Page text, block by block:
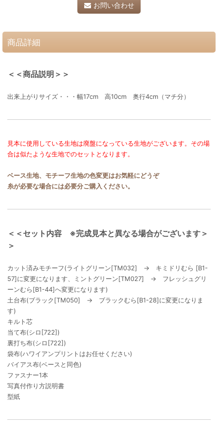
お問い合わせ
商品詳細
＜＜商品説明＞＞
出来上がりサイズ・・・幅17cm 高10cm 奥行4cm（マチ分）
見本に使用している生地は廃盤になっている生地がございます。その場
合は似たような生地でのセットとなります。
ベース生地、モチーフ生地の色変更はお気軽にどうぞ
糸が必要な場合には必要分ご購入ください。
＜＜セット内容 ※完成見本と異なる場合がございます＞
＞
カット済みモチーフ(ライトグリーン[TM032] → キミドリむら [B1-
57]に変更になります、ミントグリーン[TM027] → フレッシュグリ
ーンむら[B1-44]へ変更になります)
土台布(ブラック[TM050] → ブラックむら[B1-28]に変更になりま
す)
キルト芯
当て布(シロ[722])
裏打ち布(シロ[722])
袋布(ハワイアンプリントはお任せください)
バイアス布(ベースと同色)
ファスナー1本
写真付作り方説明書
型紙